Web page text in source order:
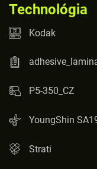
Technológia
Kodak
P5-350_CZ
YoungShin
Strati